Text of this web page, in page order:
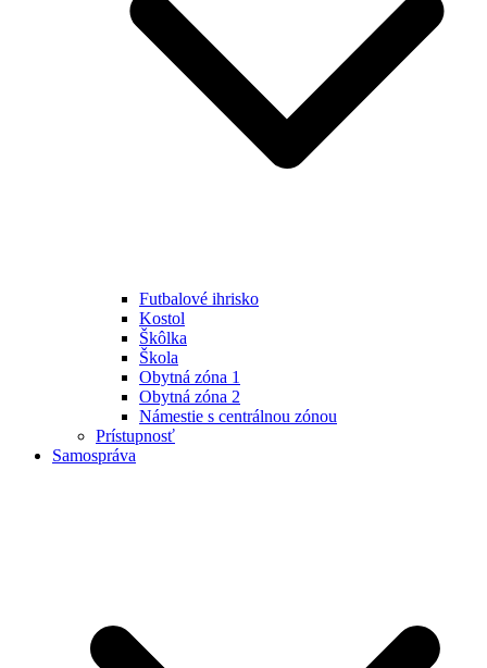
Futbalové ihrisko
Kostol
Škôlka
Škola
Obytná zóna 1
Obytná zóna 2
Námestie s centrálnou zónou
Prístupnosť
Samospráva